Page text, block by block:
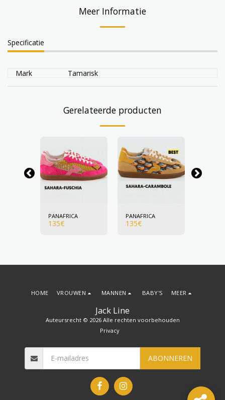
Meer Informatie
Specificatie
Mark Tamarisk
Gerelateerde producten
PANAFRICA
135€
PANAFRICA
135€
Jack Line
Auteursrecht © 2026 Alle rechten voorbehouden
Privacy
HOME VROUWEN MANNEN BABY'S MEER
ABONNEREN